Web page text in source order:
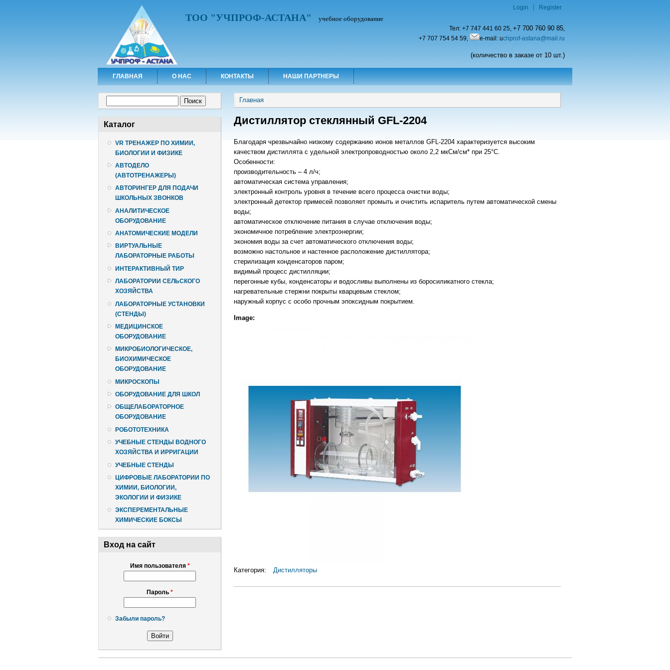
ТОО "УЧПРОФ-АСТАНА" учебное оборудование
Тел: +7 747 441 60 25, +7 700 760 90 85,
+7 707 754 54 59,
e-mail: uchprof-astana@mail.ru
(количество в заказе от 10 шт.)
Login Register
ГЛАВНАЯ О НАС КОНТАКТЫ НАШИ ПАРТНЕРЫ
Каталог
VR ТРЕНАЖЕР ПО ХИМИИ,
БИОЛОГИИ И ФИЗИКЕ
АВТОДЕЛО
(АВТОТРЕНАЖЕРЫ)
АВТОРИНГЕР ДЛЯ ПОДАЧИ
ШКОЛЬНЫХ ЗВОНКОВ
АНАЛИТИЧЕСКОЕ
ОБОРУДОВАНИЕ
АНАТОМИЧЕСКИЕ МОДЕЛИ
ВИРТУАЛЬНЫЕ
ЛАБОРАТОРНЫЕ РАБОТЫ
ИНТЕРАКТИВНЫЙ ТИР
ЛАБОРАТОРИИ СЕЛЬСКОГО
ХОЗЯЙСТВА
ЛАБОРАТОРНЫЕ УСТАНОВКИ
(СТЕНДЫ)
МЕДИЦИНСКОЕ
ОБОРУДОВАНИЕ
МИКРОБИОЛОГИЧЕСКОЕ,
БИОХИМИЧЕСКОЕ
ОБОРУДОВАНИЕ
МИКРОСКОПЫ
ОБОРУДОВАНИЕ ДЛЯ ШКОЛ
ОБЩЕЛАБОРАТОРНОЕ
ОБОРУДОВАНИЕ
РОБОТОТЕХНИКА
УЧЕБНЫЕ СТЕНДЫ ВОДНОГО
ХОЗЯЙСТВА И ИРРИГАЦИИ
УЧЕБНЫЕ СТЕНДЫ
ЦИФРОВЫЕ ЛАБОРАТОРИИ ПО
ХИМИИ, БИОЛОГИИ,
ЭКОЛОГИИ И ФИЗИКЕ
ЭКСПЕРЕМЕНТАЛЬНЫЕ
ХИМИЧЕСКИЕ БОКСЫ
Вход на сайт
Имя пользователя *
Пароль *
Забыли пароль?
Вы здесь
Главная
Дистиллятор стеклянный GFL-2204
Благодаря чрезвычайно низкому содержанию ионов металлов GFL-2204 характеризуется высоким
качеством дистиллята с удельной электропроводностью около 2,2 мкСм/см* при 25°C.
Особенности:
производительность – 4 л/ч;
автоматическая система управления;
электронный контроль уровня в течение всего процесса очистки воды;
электронный детектор примесей позволяет промыть и очистить испаритель путем автоматической смены
воды;
автоматическое отключение питания в случае отключения воды;
экономичное потребление электроэнергии;
экономия воды за счет автоматического отключения воды;
возможно настольное и настенное расположение дистиллятора;
стерилизация конденсаторов паром;
видимый процесс дистилляции;
перегонные кубы, конденсаторы и водосливы выполнены из боросиликатного стекла;
нагревательные стержни покрыты кварцевым стеклом;
наружный корпус с особо прочным эпоксидным покрытием.
Image:
Категория: Дистилляторы